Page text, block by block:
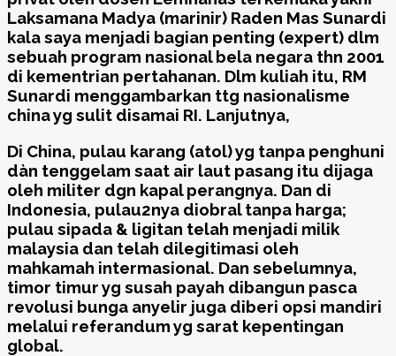
Laksamana Madya (marinir) Raden Mas Sunardi
kala saya menjadi bagian penting (expert) dlm
sebuah program nasional bela negara thn 2001
di kementrian pertahanan. Dlm kuliah itu, RM
Sunardi menggambarkan ttg nasionalisme
china yg sulit disamai RI. Lanjutnya,
Di China, pulau karang (atol) yg tanpa penghuni
dàn tenggelam saat air laut pasang itu dijaga
oleh militer dgn kapal perangnya. Dan di
Indonesia, pulau2nya diobral tanpa harga;
pulau sipada & ligitan telah menjadi milik
malaysia dan telah dilegitimasi oleh
mahkamah intermasional. Dan sebelumnya,
timor timur yg susah payah dibangun pasca
revolusi bunga anyelir juga diberi opsi mandiri
melalui referandum yg sarat kepentingan
global.